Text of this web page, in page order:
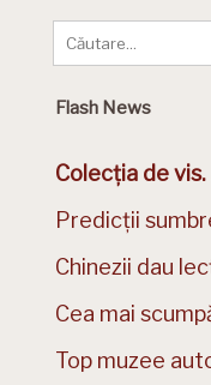
Flash News
Colecția de
Predicții
Chinezii dau
Cea mai
Top muzee